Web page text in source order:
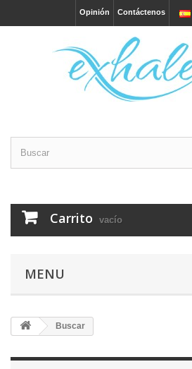
Contáctenos
Opinión
Carrito vacío
MENU
Buscar